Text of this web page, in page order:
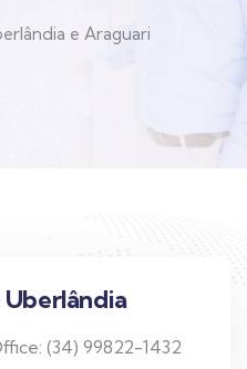
e Araguari
(34) 99822-1432